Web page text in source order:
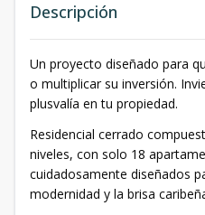
Descripción
Un proyecto diseñado para
o multiplicar su inversión.
plusvalía en tu propiedad.
Residencial cerrado
niveles, con solo 18
cuidadosamente diseñados
modernidad y la brisa